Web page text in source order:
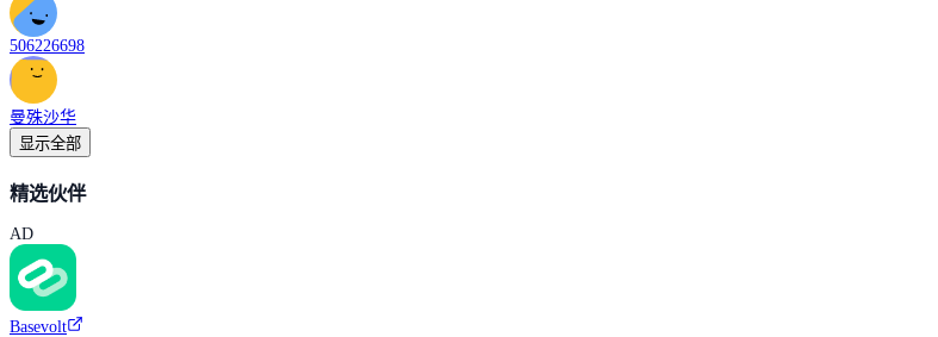
506226698
曼殊沙华
显示全部
精选伙伴
AD
Basevolt